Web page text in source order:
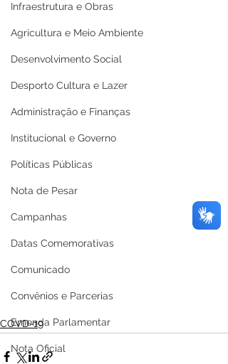
Infraestrutura e Obras
Agricultura e Meio Ambiente
Desenvolvimento Social
Desporto Cultura e Lazer
Administração e Finanças
Institucional e Governo
Políticas Públicas
Nota de Pesar
Campanhas
Datas Comemorativas
Comunicado
Convênios e Parcerias
Emenda Parlamentar
Nota Oficial
COVD-19